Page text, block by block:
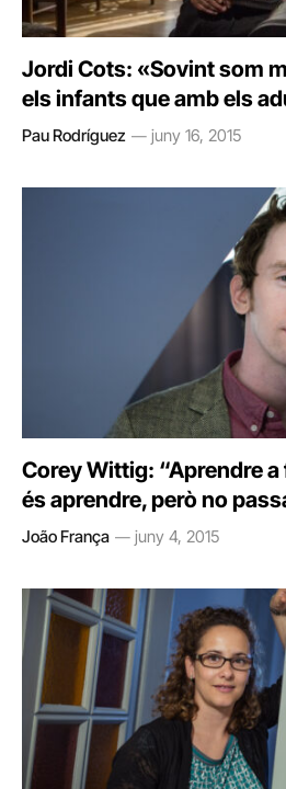
Jordi Cots: «Sovint som
els infants que amb els
Pau Rodríguez juny 16, 2015
Corey Wittig: “Aprendre
és aprendre, però no
João França juny 4, 2015